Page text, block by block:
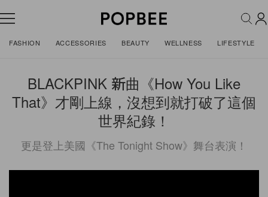
FASHION ACCESSORIES BEAUTY WELLNESS LIFESTYLE
BLACKPINK 新曲《How You Like
That》才剛上線，沒想到就打破了這個
世界紀錄！
更是登上美國《The Tonight Show》舞台表演！